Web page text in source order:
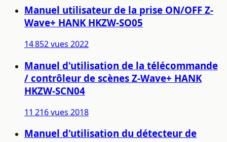
Manuel utilisateur de la prise ON/OFF Z-
Wave+ HANK HKZW-SO05
14 852 vues 2022
Manuel d'utilisation de la télécommande
/ contrôleur de scènes Z-Wave+ HANK
HKZW-SCN04
11 216 vues 2018
Manuel d'utilisation du détecteur de